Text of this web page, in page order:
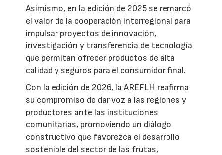
Asimismo, en la edición de 2025 se remarcó
el valor de la cooperación interregional para
impulsar proyectos de innovación,
investigación y transferencia de tecnología
que permitan ofrecer productos de alta
calidad y seguros para el consumidor final.
Con la edición de 2026, la AREFLH reafirma
su compromiso de dar voz a las regiones y
productores ante las instituciones
comunitarias, promoviendo un diálogo
constructivo que favorezca el desarrollo
sostenible del sector de las frutas,